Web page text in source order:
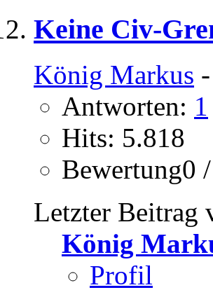
Keine Civ-
König Markus
Antworten: 1
Hits: 5.818
Bewertung0
Letzter Beitrag
König
Profil